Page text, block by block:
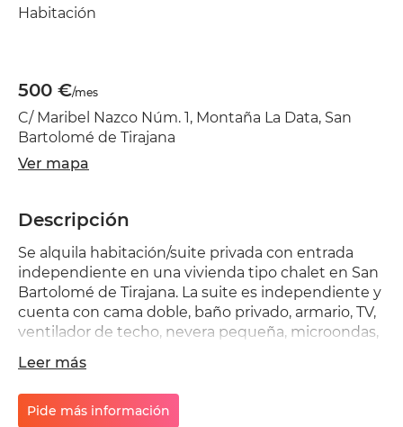
Habitación
500 €/mes
C/ Maribel Nazco Núm. 1, Montaña La Data, San
Bartolomé de Tirajana
Ver mapa
Descripción
Se alquila habitación/suite privada con entrada
independiente en una vivienda tipo chalet en San
Bartolomé de Tirajana. La suite es independiente y
cuenta con cama doble, baño privado, armario, TV,
ventilador de techo, nevera pequeña, microondas,
desayunos o comidas sencillas. El acceso es desde
el exterior y se puede disfrutar del jardín
compartido, con terraza y barbacoa. La limpieza y el
Leer más
Pide más información